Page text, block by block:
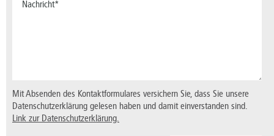
Mit Absenden des Kontaktformulares versichern Sie, dass Sie unsere
Datenschutzerklärung gelesen haben und damit einverstanden sind.
Link zur Datenschutzerklärung.